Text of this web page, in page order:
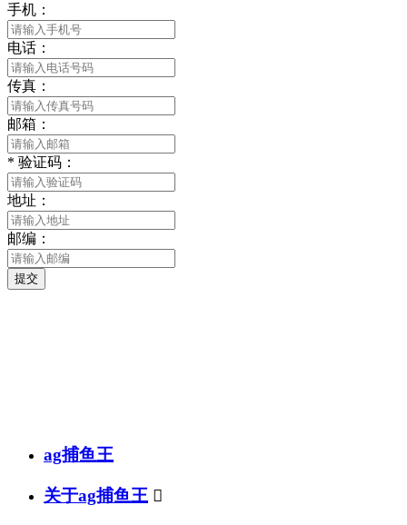
手机：
电话：
传真：
邮箱：
* 验证码：
地址：
邮编：
提交
ag捕鱼王
关于ag捕鱼王 